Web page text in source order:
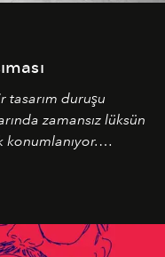
tasarım duruşu
zamansız lüksün
konumlanıyor.